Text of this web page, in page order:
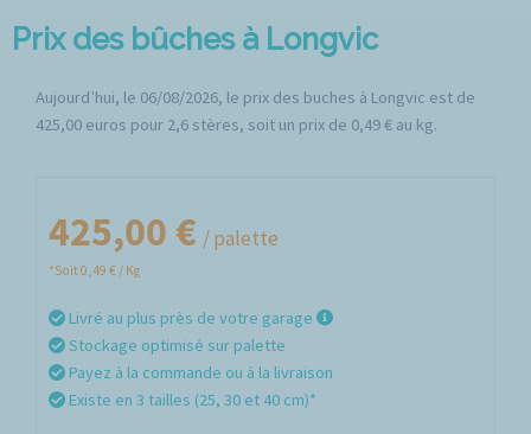
Prix des bûches à Longvic
Aujourd’hui, le 06/08/2026, le prix des buches à Longvic est de
425,00 euros pour 2,6 stères, soit un prix de 0,49 € au kg.
425,00 € / palette
*Soit 0,49 € / Kg
Livré au plus près de votre garage
Stockage optimisé sur palette
Payez à la commande ou à la livraison
Existe en 3 tailles (25, 30 et 40 cm)*